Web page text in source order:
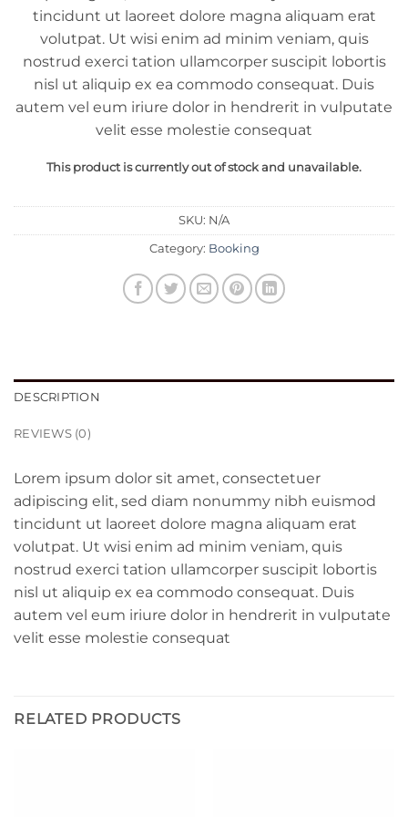
tincidunt ut laoreet dolore magna aliquam erat
volutpat. Ut wisi enim ad minim veniam, quis
nostrud exerci tation ullamcorper suscipit lobortis
nisl ut aliquip ex ea commodo consequat. Duis
autem vel eum iriure dolor in hendrerit in vulputate
velit esse molestie consequat
This product is currently out of stock and unavailable.
SKU: N/A
Category: Booking
DESCRIPTION
REVIEWS (0)
Lorem ipsum dolor sit amet, consectetuer
adipiscing elit, sed diam nonummy nibh euismod
tincidunt ut laoreet dolore magna aliquam erat
volutpat. Ut wisi enim ad minim veniam, quis
nostrud exerci tation ullamcorper suscipit lobortis
nisl ut aliquip ex ea commodo consequat. Duis
autem vel eum iriure dolor in hendrerit in vulputate
velit esse molestie consequat
RELATED PRODUCTS